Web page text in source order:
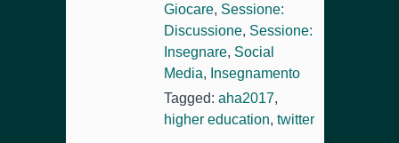
Giocare, Sessione:
Discussione, Sessione:
Insegnare, Social
Media, Insegnamento
Tagged: aha2017,
higher education, twitter